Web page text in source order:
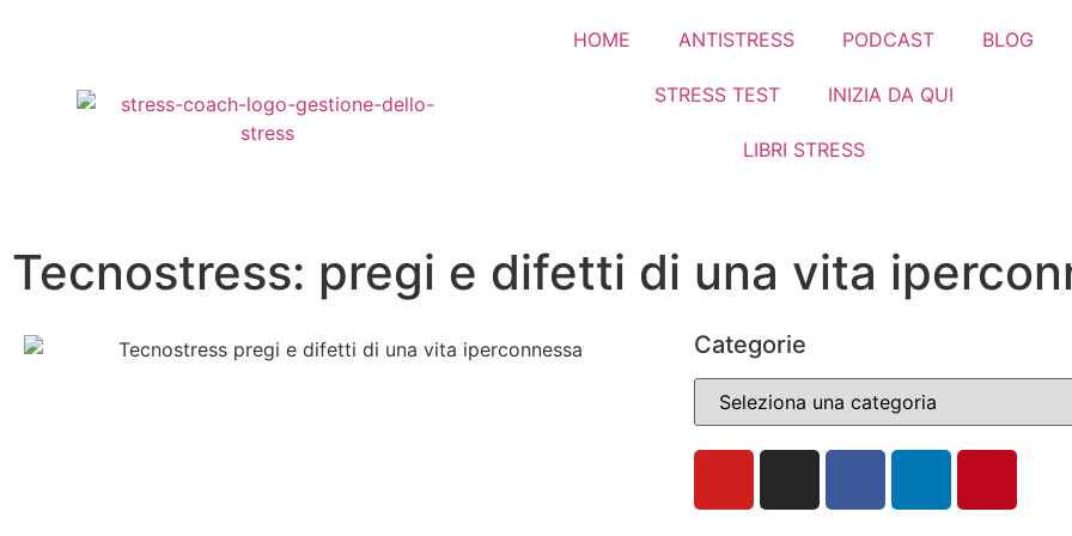
HOME ANTISTRESS PODCAST BLOG
STRESS TEST INIZIA DA QUI
LIBRI STRESS
Tecnostress: pregi e difetti di una vita
Categorie